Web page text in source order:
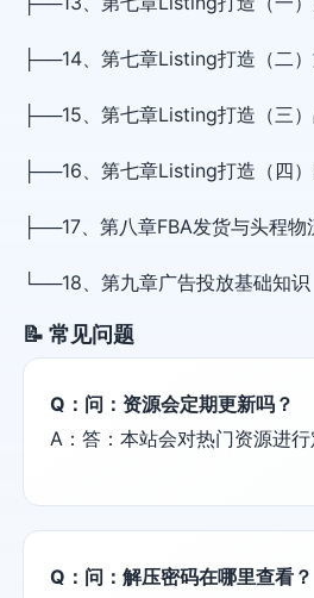
├──14、第七章Listing打造（二
├──15、第七章Listing打造（三
├──16、第七章Listing打造（四
├──17、第八章FBA发货与头程
└──18、第九章广告投放基础知
📝 常见问题
Q：问：资源会定期更新吗？
A：答：本站会对热门资源进
Q：问：解压密码在哪里查看？